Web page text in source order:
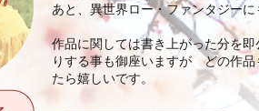
あと、異世界ロー・ファンタジー
作品に関しては書き上がった分を
りする事も御座いますが どの作品
たら嬉しいです。